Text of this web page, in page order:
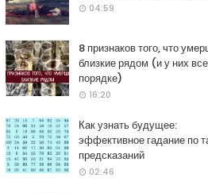
04:59
8 признаков того, что
близкие рядом (и у них
порядке)
16:20
Как узнать будущее:
эффективное гадание по
предсказаний
02:46